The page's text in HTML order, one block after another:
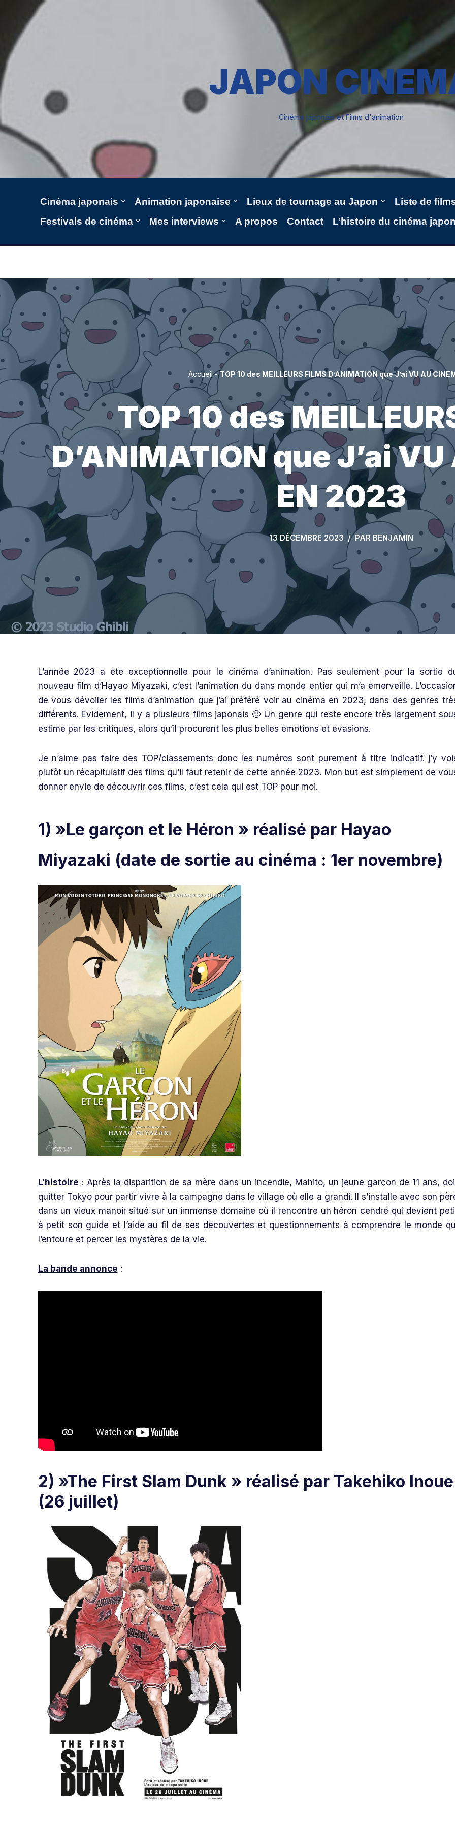
Aller
au
contenu
JAPON
Cinéma japonais et Films d'animation
Cinéma japonais Animation japonaise Lieux de tournage au Japon
Liste de
Festivals de cinéma
Mes interviews A propos Contact L’histoire du cinéma
Accueil-TOP 10 des MEILLEURS FILMS D’ANIMATION que J’ai VU AU
TOP 10 des
D’ANIMATION que J’ai
EN 2023
13 DÉCEMBRE 2023 PAR BENJAMIN
L’année 2023 a été exceptionnelle pour le cinéma d’animation. Pas seulement pour la sortie
nouveau film d’Hayao Miyazaki, c’est l’animation du dans monde entier qui m’a émerveillé.
de vous dévoiler les films d’animation que j’ai préféré voir au cinéma en 2023, dans des genres
différents. Evidement, il y a plusieurs films japonais 🙂 Un genre qui reste encore très largement
estimé par les critiques, alors qu’il procurent les plus belles émotions et évasions.
Je n’aime pas faire des TOP/classements donc les numéros sont purement à titre indicatif. j’y
plutôt un récapitulatif des films qu’il faut retenir de cette année 2023. Mon but est simplement de
donner envie de découvrir ces films, c’est cela qui est TOP pour moi.
1) »Le garçon et le Héron » réalisé par Hayao
Miyazaki (date de sortie au cinéma : 1er novembre)
L’histoire : Après la disparition de sa mère dans un incendie, Mahito, un jeune garçon de 11 ans,
quitter Tokyo pour partir vivre à la campagne dans le village où elle a grandi. Il s’installe avec son
dans un vieux manoir situé sur un immense domaine où il rencontre un héron cendré qui devient
à petit son guide et l’aide au fil de ses découvertes et questionnements à comprendre le monde
l’entoure et percer les mystères de la vie.
La bande annonce :
2) »The First Slam Dunk » réalisé par Takehiko Inoue
(26 juillet)